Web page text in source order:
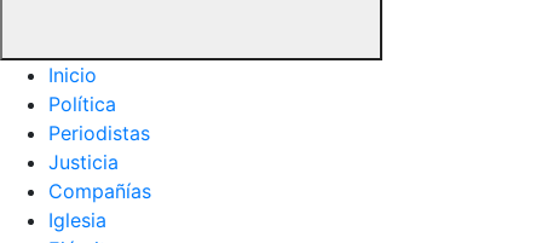
Inicio
Política
Periodistas
Justicia
Compañías
Iglesia